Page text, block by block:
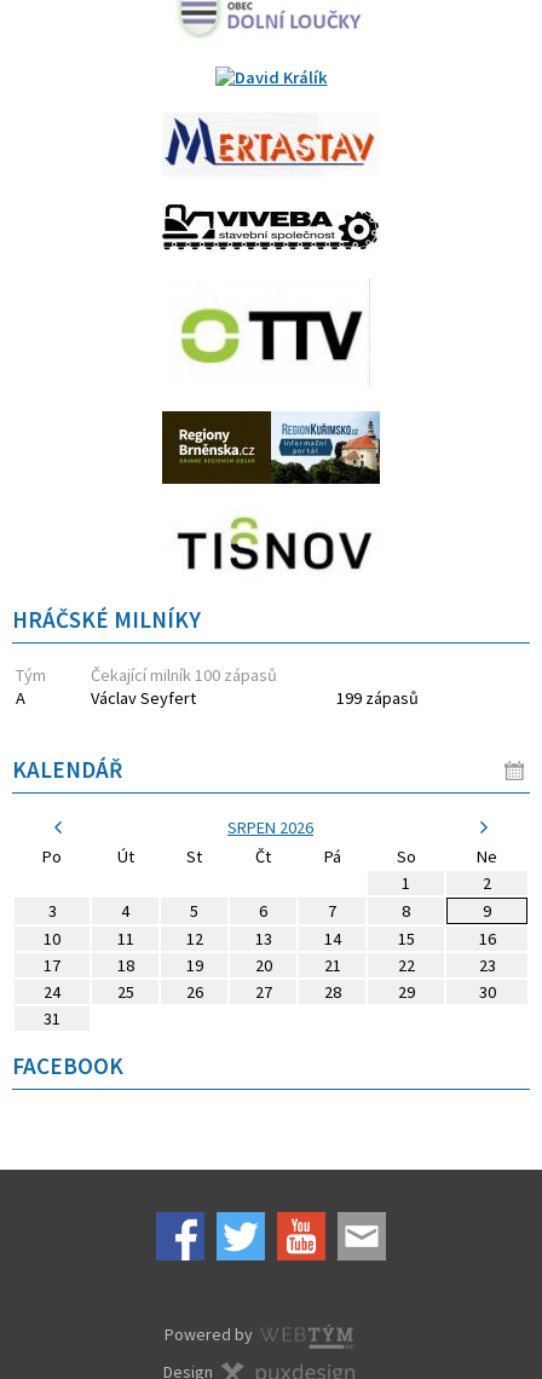
HRÁČSKÉ MILNÍKY
Tým
Čekající milník 100 zápasů
A
Václav Seyfert 199 zápasů
KALENDÁŘ
SRPEN 2026
Po
Út St Čt Pá So
Ne
1
2
3
4 5 6 7 8
9
10
11 12 13 14 15
16
17
18 19 20 21 22
23
24
25 26 27 28 29
30
31
FACEBOOK
Powered by
Design